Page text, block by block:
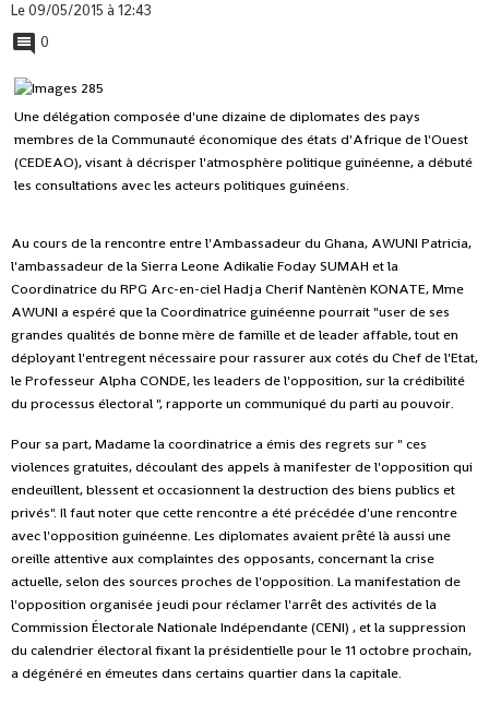
Le 09/05/2015 à 12:43
0
Une délégation composée d'une dizaine de diplomates des pays
membres de la Communauté économique des états d'Afrique de l'Ouest
(CEDEAO), visant à décrisper l'atmosphère politique guinéenne, a débuté
les consultations avec les acteurs politiques guinéens.
Au cours de la rencontre entre l'Ambassadeur du Ghana, AWUNI Patricia,
l'ambassadeur de la Sierra Leone Adikalie Foday SUMAH et la
Coordinatrice du RPG Arc-en-ciel Hadja Cherif Nantènèn KONATE, Mme
AWUNI a espéré que la Coordinatrice guinéenne pourrait "user de ses
grandes qualités de bonne mère de famille et de leader affable, tout en
déployant l'entregent nécessaire pour rassurer aux cotés du Chef de l'Etat,
le Professeur Alpha CONDE, les leaders de l'opposition, sur la crédibilité
du processus électoral ", rapporte un communiqué du parti au pouvoir.
Pour sa part, Madame la coordinatrice a émis des regrets sur " ces
violences gratuites, découlant des appels à manifester de l'opposition qui
endeuillent, blessent et occasionnent la destruction des biens publics et
privés". Il faut noter que cette rencontre a été précédée d'une rencontre
avec l'opposition guinéenne. Les diplomates avaient prêté là aussi une
oreille attentive aux complaintes des opposants, concernant la crise
actuelle, selon des sources proches de l'opposition. La manifestation de
l'opposition organisée jeudi pour réclamer l'arrêt des activités de la
Commission Électorale Nationale Indépendante (CENI) , et la suppression
du calendrier électoral fixant la présidentielle pour le 11 octobre prochain,
a dégénéré en émeutes dans certains quartier dans la capitale.